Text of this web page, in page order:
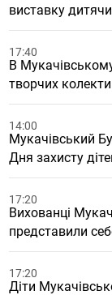
виставку
17:40
В
творчих
14:00
Мукачівський
Дня захисту
17:20
Вихованці
представили
17:20
Діти